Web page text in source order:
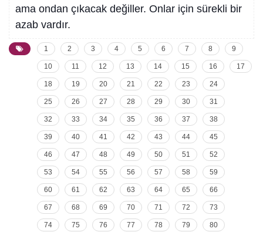
ama ondan çıkacak değiller. Onlar için sürekli bir
azab vardır.
1 2 3 4 5 6 7 8 9
10 11 12 13 14 15 16 17
18 19 20 21 22 23 24
25 26 27 28 29 30 31
32 33 34 35 36 37 38
39 40 41 42 43 44 45
46 47 48 49 50 51 52
53 54 55 56 57 58 59
60 61 62 63 64 65 66
67 68 69 70 71 72 73
74 75 76 77 78 79 80